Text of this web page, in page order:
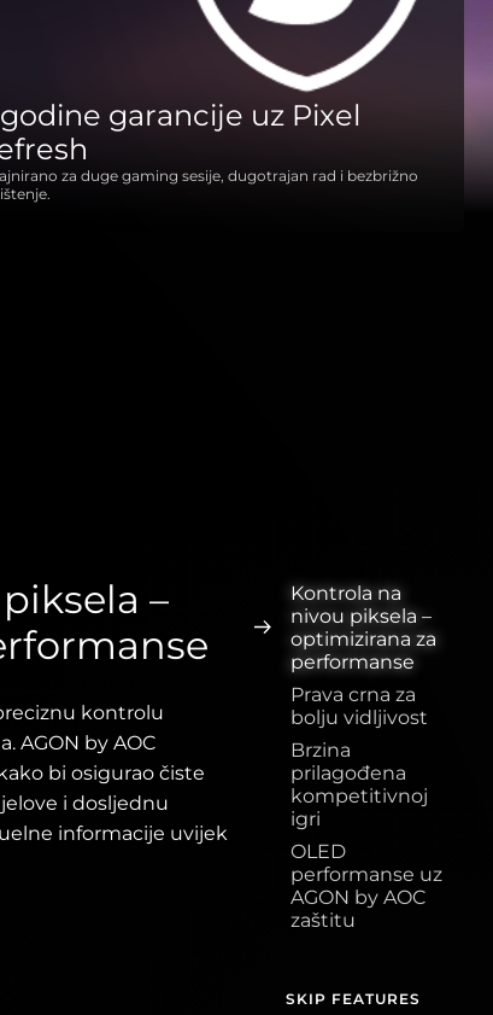
garancije uz Pixel
za duge gaming sesije, dugotrajan rad i bezbrižno
–
kontrolu
AGON by AOC
bi osigurao čiste
i dosljednu
informacije uvijek
Kontrola na
nivou piksela –
optimizirana za
performanse
Prava crna za
bolju vidljivost
Brzina
prilagođena
kompetitivnoj
igri
OLED
performanse uz
AGON by AOC
zaštitu
SKIP FEATURES